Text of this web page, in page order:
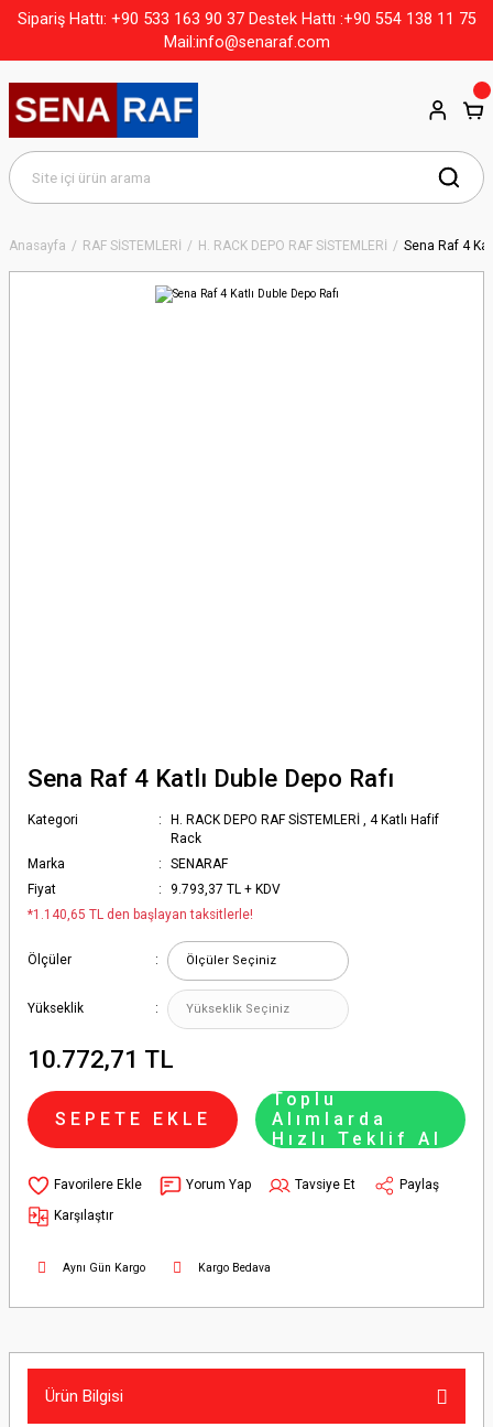
Sipariş Hattı: +90 533 163 90 37Destek Hattı :+90 554 138 11 75
Mail:info@senaraf.com
Anasayfa RAF SİSTEMLERİ H. RACK DEPO RAF SİSTEMLERİ Sena Raf 4
Sena Raf 4 Katlı Duble Depo Rafı
Kategori H. RACK DEPO RAF SİSTEMLERİ ,4 Katlı Hafif
Rack
Marka
SENARAF
Fiyat
9.793,37 TL + KDV
*1.140,65 TL den başlayan taksitlerle!
Ölçüler
Yükseklik
10.772,71 TL
SEPETE EKLE
Toplu
Alımlarda
Hızlı Teklif Al
Yorum Yap Tavsiye Et
Paylaş
Karşılaştır
Aynı Gün Kargo Kargo Bedava
Ürün Bilgisi